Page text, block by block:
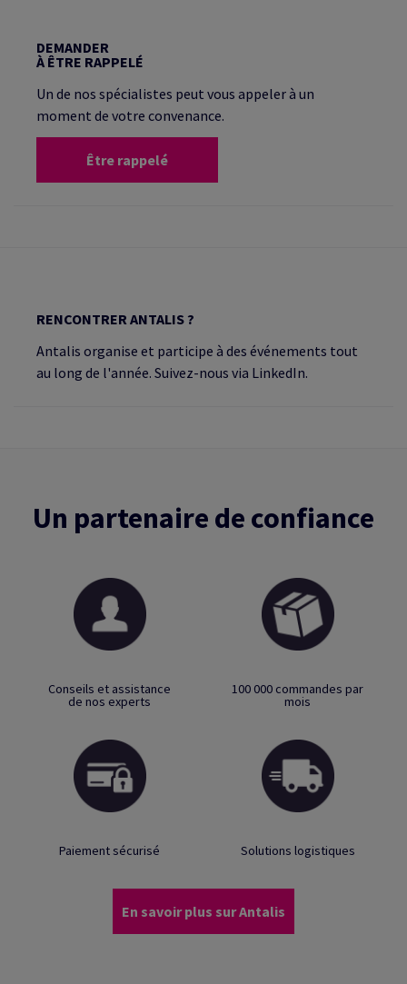
DEMANDER
À ÊTRE RAPPELÉ
Un de nos spécialistes peut vous appeler à un
moment de votre convenance.
Être rappelé
RENCONTRER ANTALIS ?
Antalis organise et participe à des événements tout
au long de l'année. Suivez-nous via LinkedIn.
Un partenaire de confiance
Conseils et assistance
de nos experts
100 000 commandes par
mois
Paiement sécurisé Solutions logistiques
En savoir plus sur Antalis